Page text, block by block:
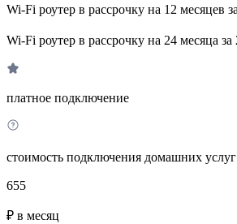
Wi-Fi роутер в рассрочку на 12 месяцев
Wi-Fi роутер в рассрочку на 24 месяца
платное подключение
стоимость подключения домашних услуг
655
₽ в месяц